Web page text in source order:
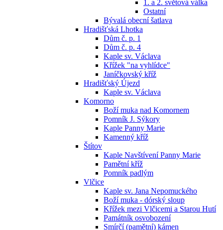
1. a 2. světová válka
Ostatní
Bývalá obecní šatlava
Hradišťská Lhotka
Dům č. p. 1
Dům č. p. 4
Kaple sv. Václava
Křížek "na vyhlídce"
Janíčkovský kříž
Hradišťský Újezd
Kaple sv. Václava
Komorno
Boží muka nad Komornem
Pomník J. Sýkory
Kaple Panny Marie
Kamenný kříž
Štítov
Kaple Navštívení Panny Marie
Pamětní kříž
Pomník padlým
Vlčice
Kaple sv. Jana Nepomuckého
Boží muka - dórský sloup
Křížek mezi Vlčicemi a Starou Hutí
Památník osvobození
Smírčí (pamětní) kámen